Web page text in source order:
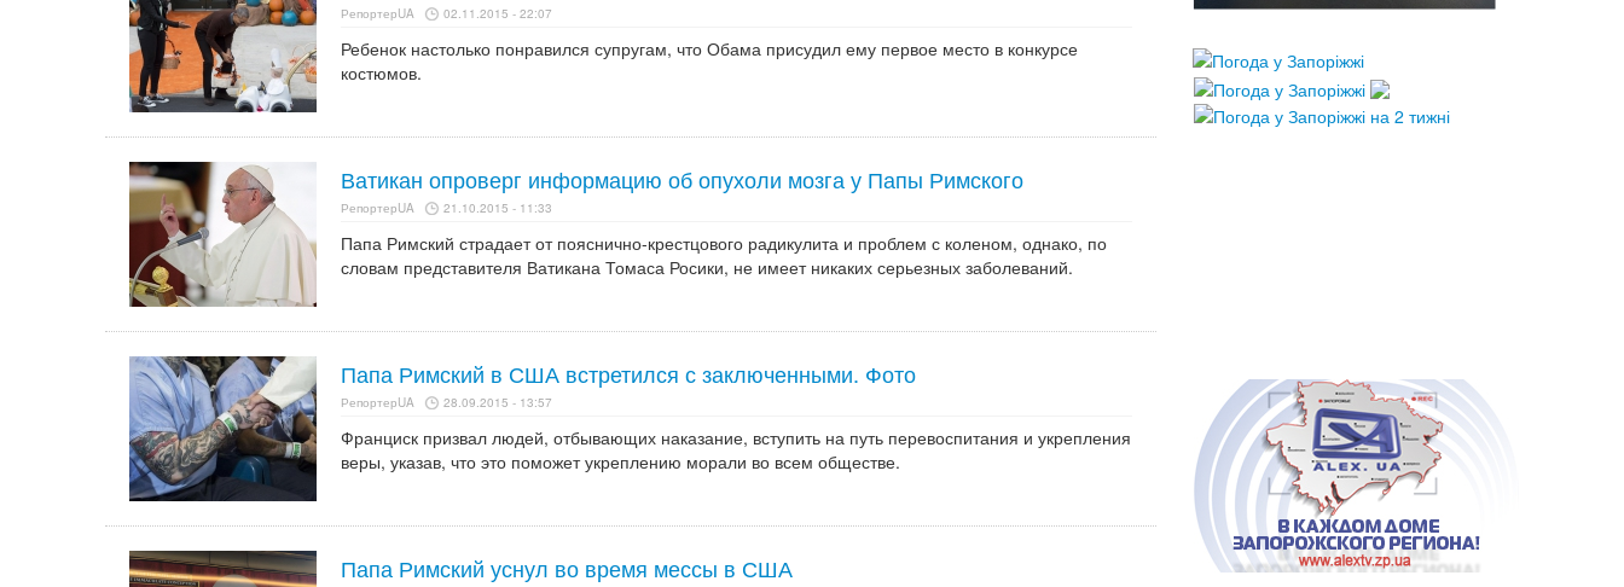
РепортерUA 02.11.2015 - 22:07
Ребенок настолько понравился супругам, что Обама присудил ему первое место в конкурсе
костюмов.
Ватикан опроверг информацию об опухоли мозга у Папы Римского
РепортерUA 21.10.2015 - 11:33
Папа Римский страдает от пояснично-крестцового радикулита и проблем с коленом, однако, по
словам представителя Ватикана Томаса Росики, не имеет никаких серьезных заболеваний.
Папа Римский в США встретился с заключенными. Фото
РепортерUA 28.09.2015 - 13:57
Франциск призвал людей, отбывающих наказание, вступить на путь перевоспитания и укрепления
веры, указав, что это поможет укреплению морали во всем обществе.
Папа Римский уснул во время мессы в США